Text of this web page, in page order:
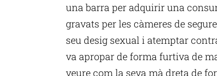
una barra per adquirir una
gravats per les càmeres de
seu desig sexual i atemptar
va apropar de forma furtiva de
veure com la seva mà dreta de